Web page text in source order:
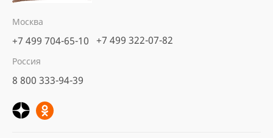
Москва
+7 499 704-65-10 +7 499 322-07-82
Россия
8 800 333-94-39